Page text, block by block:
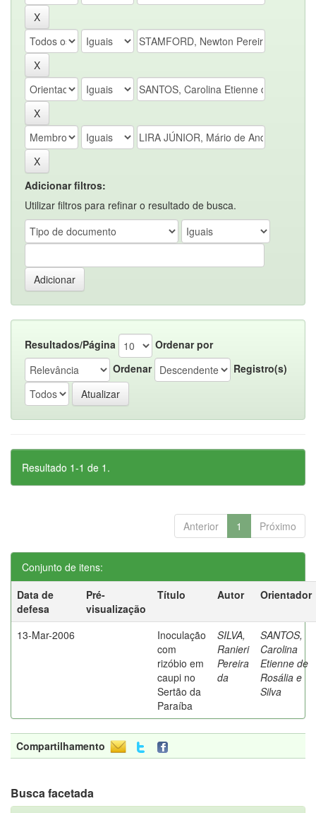
Adicionar filtros:
Utilizar filtros para refinar o resultado de busca.
Resultados/Página
Ordenar por
Ordenar
Registro(s)
Resultado 1-1 de 1.
Anterior 1 Próximo
Conjunto de itens:
Data de
defesa
Pré-
visualização
Título Autor Orientador
13-Mar-2006
Inoculação
com
rizóbio em
caupi no
Sertão da
Paraíba
SILVA,
Ranieri
Pereira
da
SANTOS,
Carolina
Etienne de
Rosália e
Silva
Compartilhamento
Busca facetada